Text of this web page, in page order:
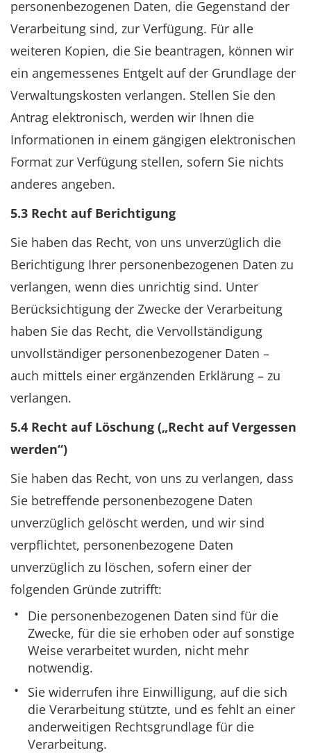
personenbezogenen Daten, die Gegenstand der
Verarbeitung sind, zur Verfügung. Für alle
weiteren Kopien, die Sie beantragen, können wir
ein angemessenes Entgelt auf der Grundlage der
Verwaltungskosten verlangen. Stellen Sie den
Antrag elektronisch, werden wir Ihnen die
Informationen in einem gängigen elektronischen
Format zur Verfügung stellen, sofern Sie nichts
anderes angeben.
5.3 Recht auf Berichtigung
Sie haben das Recht, von uns unverzüglich die
Berichtigung Ihrer personenbezogenen Daten zu
verlangen, wenn dies unrichtig sind. Unter
Berücksichtigung der Zwecke der Verarbeitung
haben Sie das Recht, die Vervollständigung
unvollständiger personenbezogener Daten –
auch mittels einer ergänzenden Erklärung – zu
verlangen.
5.4 Recht auf Löschung („Recht auf Vergessen
werden“)
Sie haben das Recht, von uns zu verlangen, dass
Sie betreffende personenbezogene Daten
unverzüglich gelöscht werden, und wir sind
verpflichtet, personenbezogene Daten
unverzüglich zu löschen, sofern einer der
folgenden Gründe zutrifft:
Die personenbezogenen Daten sind für die
Zwecke, für die sie erhoben oder auf sonstige
Weise verarbeitet wurden, nicht mehr
notwendig.
Sie widerrufen ihre Einwilligung, auf die sich
die Verarbeitung stützte, und es fehlt an einer
anderweitigen Rechtsgrundlage für die
Verarbeitung.